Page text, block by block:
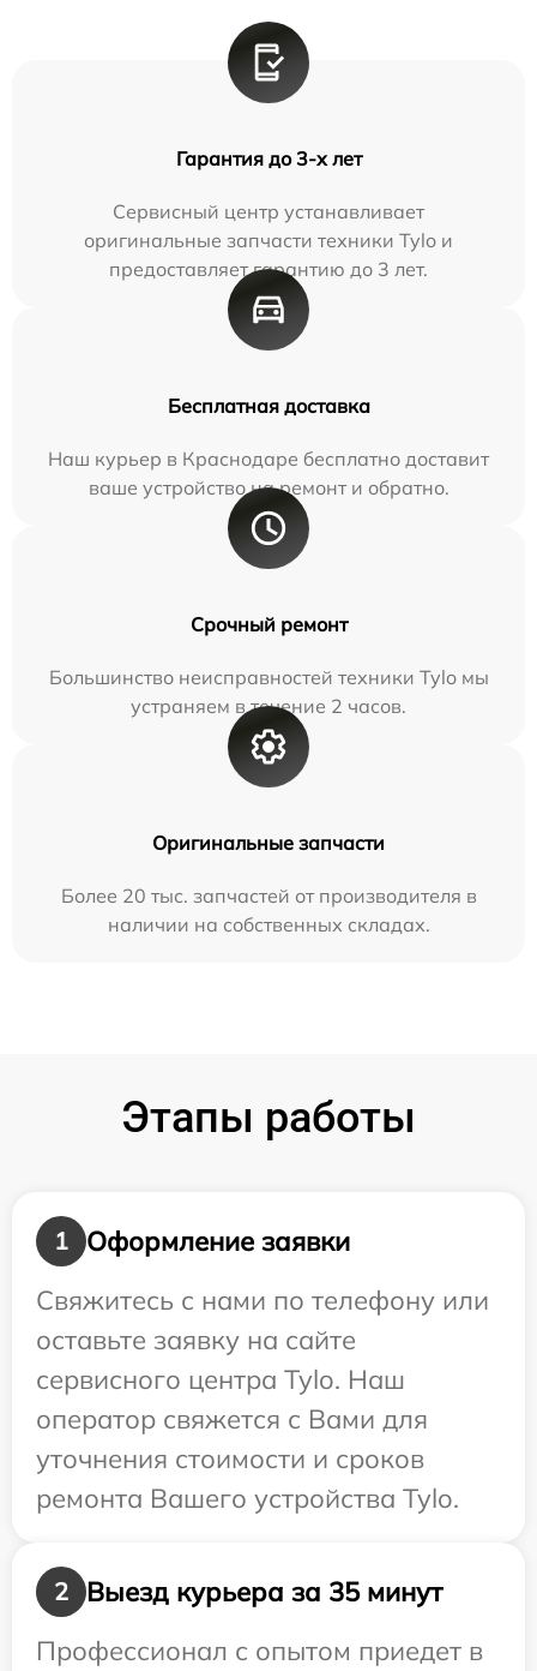
Гарантия до 3-х лет
Сервисный центр устанавливает
оригинальные запчасти техники Tylo и
предоставляет гарантию до 3 лет.
Бесплатная доставка
Наш курьер в Краснодаре бесплатно доставит
ваше устройство на ремонт и обратно.
Срочный ремонт
Большинство неисправностей техники Tylo мы
устраняем в течение 2 часов.
Оригинальные запчасти
Более 20 тыс. запчастей от производителя в
наличии на собственных складах.
Этапы работы
1
Оформление заявки
Свяжитесь с нами по телефону или
оставьте заявку на сайте
сервисного центра Tylo. Наш
оператор свяжется с Вами для
уточнения стоимости и сроков
ремонта Вашего устройства Tylo.
2
Выезд курьера за 35 минут
Профессионал с опытом приедет в